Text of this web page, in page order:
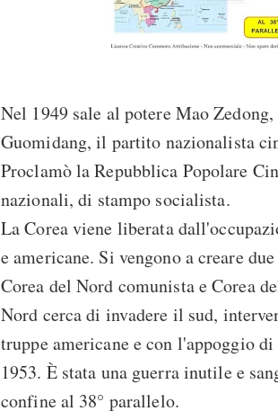
Nel 1949 sale al potere Mao
Guomidang, il partito nazionalista
Proclamò la Repubblica Popolare
nazionali, di stampo socialista.
La Corea viene liberata
e americane. Si vengono a creare
Corea del Nord comunista e Corea
Nord cerca di invadere il sud,
truppe americane e con l'appoggio
1953. È stata una guerra inutile e
confine al 38° parallelo.